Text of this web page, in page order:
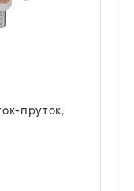
пруток,